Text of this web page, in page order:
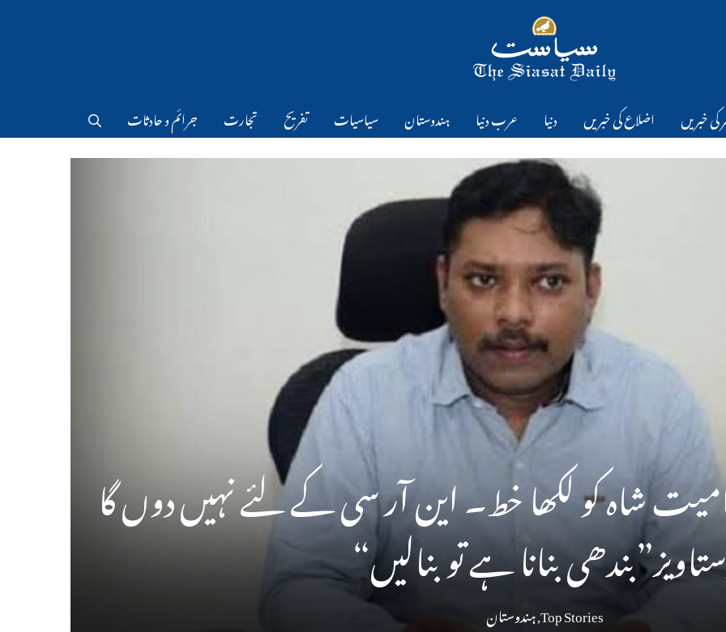
کی خبریں اضلاع کی خبریں دنیا عرب دنیا ہندوستان سیاسیات تفریح تجارت جرائم و حادثات
شاہ کو لکھا خط۔ این آر سی کے لئے نہیں دوں گا
بنانا ہے تو بنالیں“
Top Stories
,ہندوستان